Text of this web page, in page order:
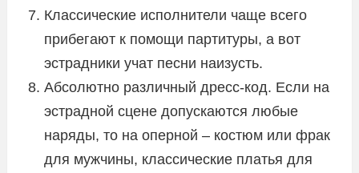
Классические исполнители чаще всего
прибегают к помощи партитуры, а вот
эстрадники учат песни наизусть.
Абсолютно различный дресс-код. Если на
эстрадной сцене допускаются любые
наряды, то на оперной – костюм или фрак
для мужчины, классические платья для